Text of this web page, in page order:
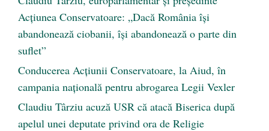
Acțiunea Conservatoare: „Dacă România își
abandonează ciobanii, își abandonează o parte din
suflet”
Conducerea Acțiunii Conservatoare, la Aiud, în
campania națională pentru abrogarea Legii Vexler
Claudiu Târziu acuză USR că atacă Biserica după
apelul unei deputate privind ora de Religie